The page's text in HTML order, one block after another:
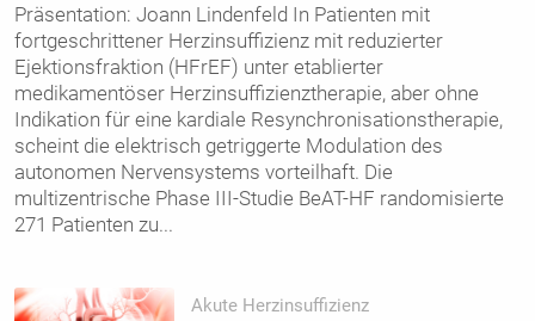
Präsentation: Joann Lindenfeld In Patienten mit
fortgeschrittener Herzinsuffizienz mit reduzierter
Ejektionsfraktion (HFrEF) unter etablierter
medikamentöser Herzinsuffizienztherapie, aber ohne
Indikation für eine kardiale Resynchronisationstherapie,
scheint die elektrisch getriggerte Modulation des
autonomen Nervensystems vorteilhaft. Die
multizentrische Phase III-Studie BeAT-HF randomisierte
271 Patienten zu...
Akute Herzinsuffizienz